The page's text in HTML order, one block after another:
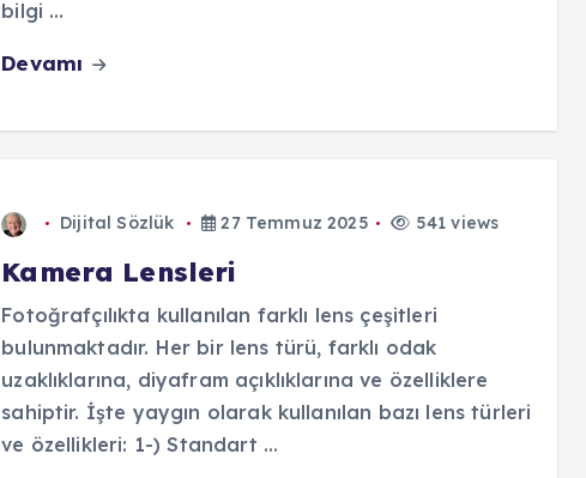
bilgi ...
Devamı
Dijital Sözlük 27 Temmuz 2025 541 views
Kamera Lensleri
Fotoğrafçılıkta kullanılan farklı lens çeşitleri
bulunmaktadır. Her bir lens türü, farklı odak
uzaklıklarına, diyafram açıklıklarına ve özelliklere
sahiptir. İşte yaygın olarak kullanılan bazı lens türleri
ve özellikleri: 1-) Standart ...